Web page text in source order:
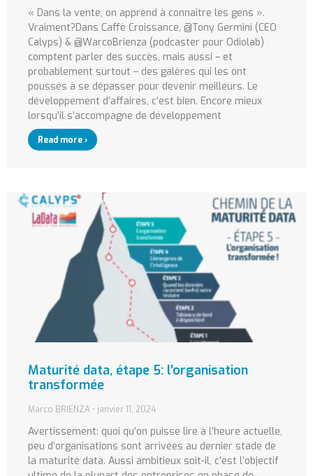
« Dans la vente, on apprend à connaître les gens ».
Vraiment?Dans Caffè Croissance, @Tony Germini (CEO
Calyps) & @WarcoBrienza (podcaster pour Odiolab)
comptent parler des succès, mais aussi – et
probablement surtout – des galères qui les ont
poussés à se dépasser pour devenir meilleurs. Le
développement d’affaires, c’est bien. Encore mieux
lorsqu’il s’accompagne de développement
Read more ›
Maturité data, étape 5: l’organisation
transformée
Marco BRIENZA janvier 11, 2024
Avertissement: quoi qu’on puisse lire à l’heure actuelle,
peu d’organisations sont arrivées au dernier stade de
la maturité data. Aussi ambitieux soit-il, c’est l’objectif